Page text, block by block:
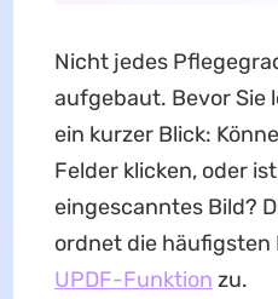
Nicht jedes
aufgebaut. Bevor Sie
ein kurzer Blick:
Felder klicken, oder
eingescanntes Bild?
ordnet die häufigsten
UPDF-Funktion zu.